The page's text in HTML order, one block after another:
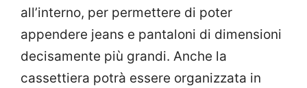
all’interno, per permettere di poter
appendere jeans e pantaloni di dimensioni
decisamente più grandi. Anche la
cassettiera potrà essere organizzata in